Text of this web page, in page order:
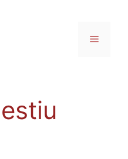
Menú